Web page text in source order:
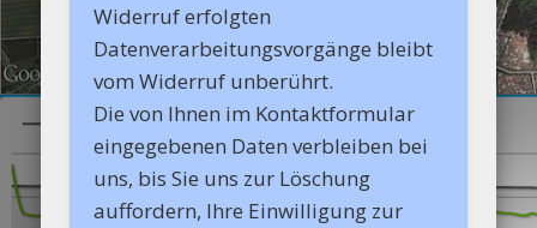
Widerruf erfolgten
Datenverarbeitungsvorgänge bleibt
vom Widerruf unberührt.
Die von Ihnen im Kontaktformular
eingegebenen Daten verbleiben bei
uns, bis Sie uns zur Löschung
auffordern, Ihre Einwilligung zur